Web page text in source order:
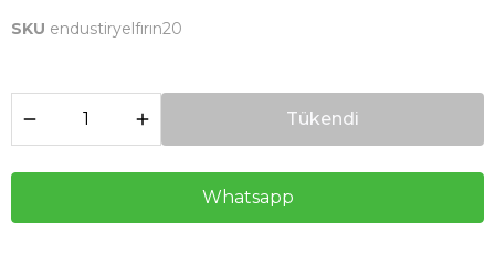
SKU endustiryelfırın20
Tükendi
Whatsapp